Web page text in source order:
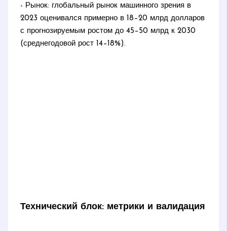
- Рынок: глобальный рынок машинного зрения в
2023 оценивался примерно в 18–20 млрд долларов
с прогнозируемым ростом до 45–50 млрд к 2030
(среднегодовой рост 14–18%).
Технический блок: метрики и валидация